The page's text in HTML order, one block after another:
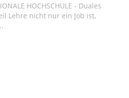
HOCHSCHULE - Duales
Lehre nicht nur ein Job ist,